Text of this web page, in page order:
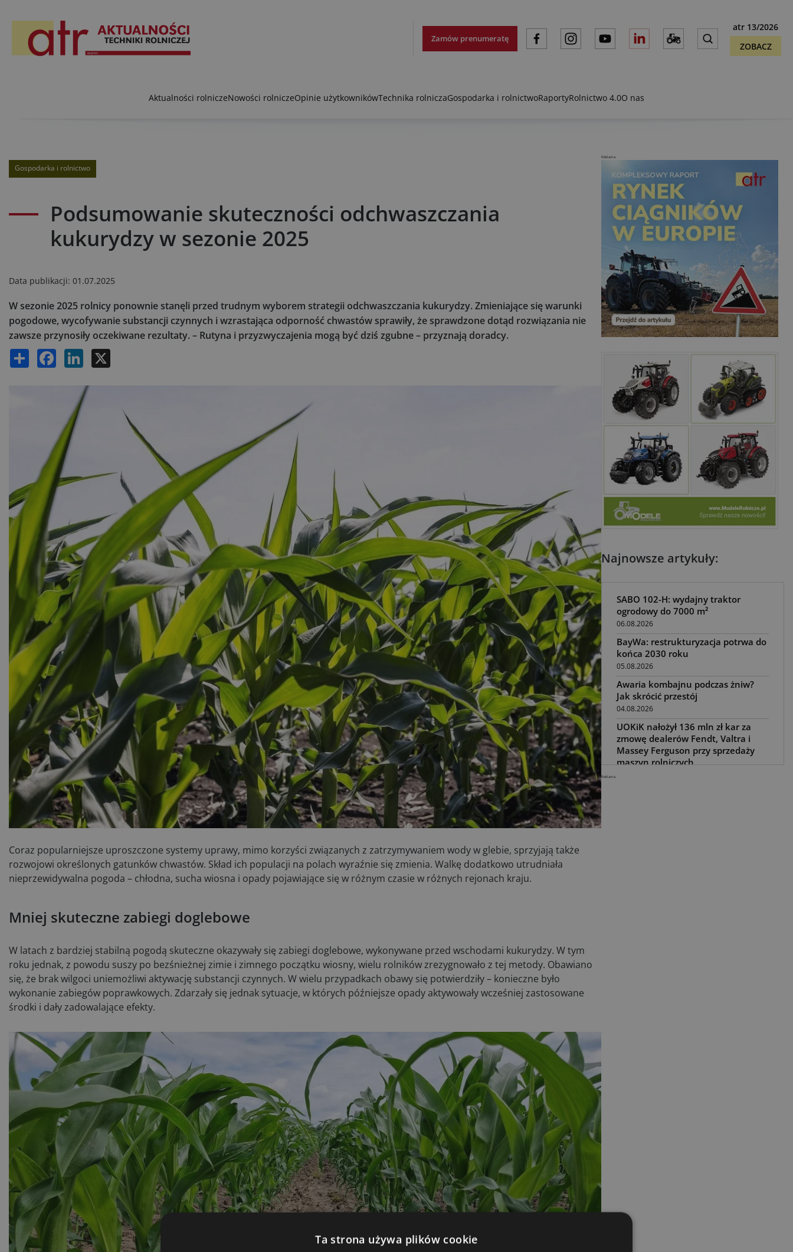
Zamów prenumeratę
atr 13/2026
ZOBACZ
Aktualności rolniczeNowości rolniczeOpinie użytkownikówTechnika rolniczaGospodarka i rolnictwoRaportyRolnictwo 4.0O nas
Gospodarka i rolnictwo
Podsumowanie skuteczności odchwaszczania
kukurydzy w sezonie 2025
Data publikacji: 01.07.2025
W sezonie 2025 rolnicy ponownie stanęli przed trudnym wyborem strategii odchwaszczania kukurydzy. Zmieniające się warunki
pogodowe, wycofywanie substancji czynnych i wzrastająca odporność chwastów sprawiły, że sprawdzone dotąd rozwiązania nie
zawsze przynosiły oczekiwane rezultaty. – Rutyna i przyzwyczajenia mogą być dziś zgubne – przyznają doradcy.
Share Facebook LinkedIn
Coraz popularniejsze uproszczone systemy uprawy, mimo korzyści związanych z zatrzymywaniem wody w glebie, sprzyjają także
rozwojowi określonych gatunków chwastów. Skład ich populacji na polach wyraźnie się zmienia. Walkę dodatkowo utrudniała
nieprzewidywalna pogoda – chłodna, sucha wiosna i opady pojawiające się w różnym czasie w różnych rejonach kraju.
Mniej skuteczne zabiegi doglebowe
W latach z bardziej stabilną pogodą skuteczne okazywały się zabiegi doglebowe, wykonywane przed wschodami kukurydzy. W tym
roku jednak, z powodu suszy po bezśnieżnej zimie i zimnego początku wiosny, wielu rolników zrezygnowało z tej metody. Obawiano
się, że brak wilgoci uniemożliwi aktywację substancji czynnych. W wielu przypadkach obawy się potwierdziły – konieczne było
wykonanie zabiegów poprawkowych. Zdarzały się jednak sytuacje, w których późniejsze opady aktywowały wcześniej zastosowane
środki i dały zadowalające efekty.
Reklama
Najnowsze artykuły:
SABO 102-H: wydajny traktor
ogrodowy do 7000 m²
06.08.2026
BayWa: restrukturyzacja potrwa do
końca 2030 roku
05.08.2026
Awaria kombajnu podczas żniw?
Jak skrócić przestój
04.08.2026
UOKiK nałożył 136 mln zł kar za
zmowę dealerów Fendt, Valtra i
Massey Ferguson przy sprzedaży
maszyn rolniczych
Reklama
Ta strona używa plików cookie